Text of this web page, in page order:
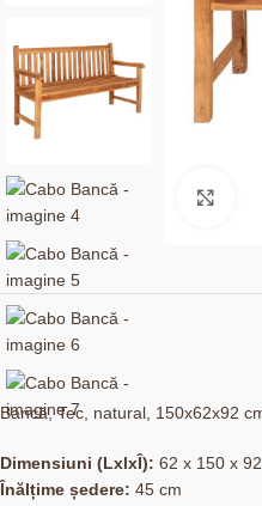
Bancă, Tec, natural, 150x62x92
Dimensiuni (LxlxÎ): 62 x 150 x
Înălțime ședere: 45 cm